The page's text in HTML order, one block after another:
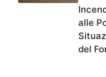
alle
del